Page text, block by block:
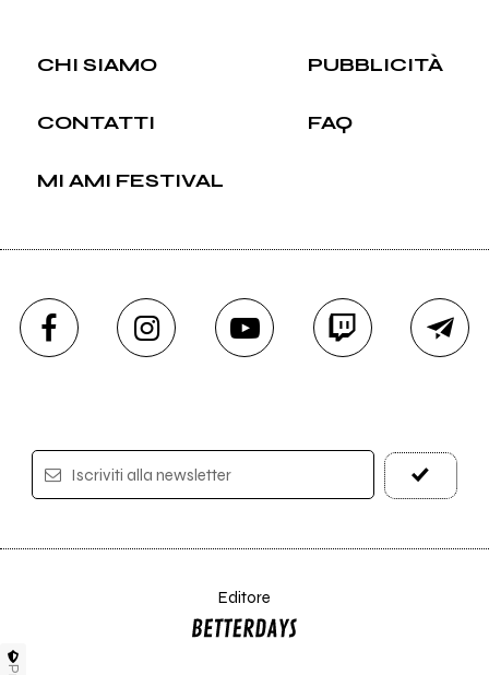
CHI SIAMO PUBBLICITÀ
CONTATTI FAQ
MI AMI FESTIVAL
Iscriviti alla newsletter
Editore